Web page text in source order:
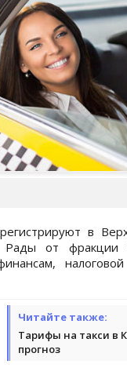
в
от фракции
Читайте также:
Тарифы на такси в
прогноз